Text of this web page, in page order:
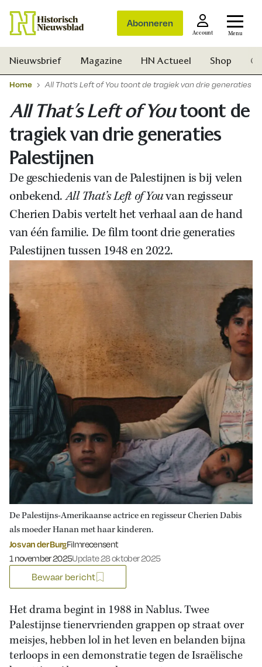
Abonneren
Account Menu
Nieuwsbrief Magazine HN Actueel Shop
Home All That’s Left of You toont de tragiek van drie generaties
All That’s Left of Youtoont de
tragiek van drie generaties
Palestijnen
De geschiedenis van de Palestijnen is bij velen
onbekend.All That’s Left of Youvan regisseur
Cherien Dabis vertelt het verhaal aan de hand
van één familie. De film toont drie generaties
Palestijnen tussen 1948 en 2022.
De Palestijns-Amerikaanse actrice en regisseur Cherien Dabis
als moeder Hanan met haar kinderen.
Jos van der BurgFilmrecensent
Gepubliceerd op:
1 november 2025Update 28 oktober 2025
Bewaar bericht
Het drama begint in 1988 in Nablus. Twee
Palestijnse tienervrienden grappen op straat over
meisjes, hebben lol in het leven en belanden bijna
terloops in een demonstratie tegen de Israëlische